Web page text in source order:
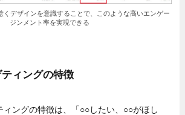
デザインを意識することで、このような高いエンゲー
ジンメント率を実現できる
ィングの特徴
ィングの特徴は、「○○したい、○○がほし